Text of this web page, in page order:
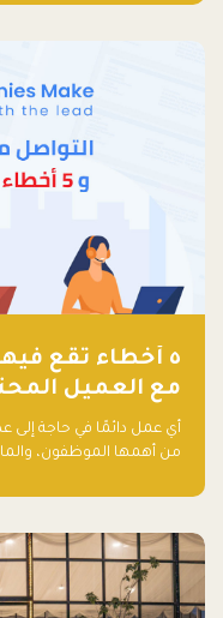
مشاركاً من أبرز صناديق
٥ أخطاء تقع
مع العميل
أي عمل دائمًا في حاجة إلى
من أهمها الموظفون،
أساسه ذلك العمل.